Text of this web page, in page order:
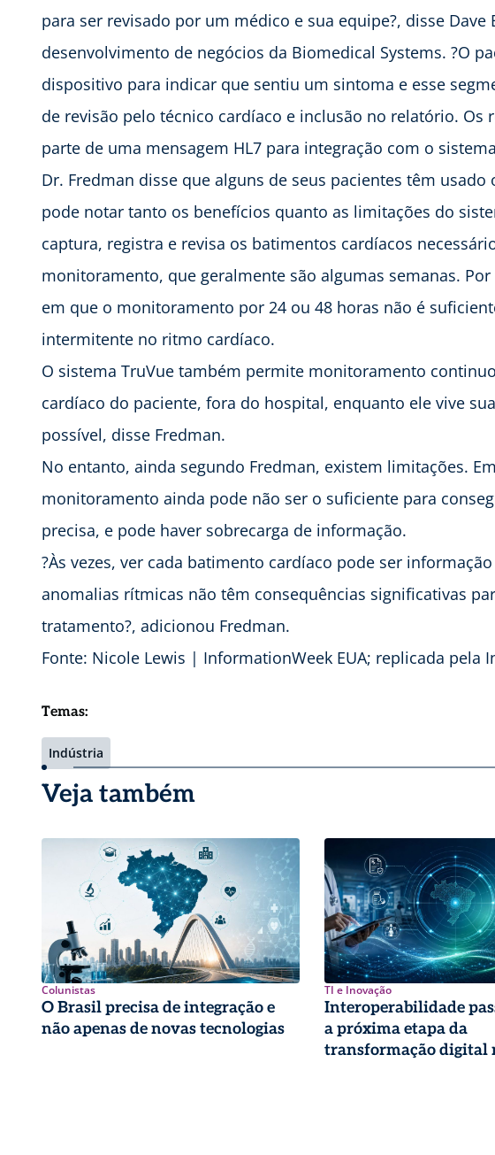
para ser revisado por um médico e sua equipe?, disse
desenvolvimento de negócios da Biomedical Systems. ?O
dispositivo para indicar que sentiu um sintoma e esse
de revisão pelo técnico cardíaco e inclusão no relatório. Os
parte de uma mensagem HL7 para integração com o
Dr. Fredman disse que alguns de seus pacientes têm
pode notar tanto os benefícios quanto as limitações do
captura, registra e revisa os batimentos cardíacos
monitoramento, que geralmente são algumas semanas.
em que o monitoramento por 24 ou 48 horas não é
intermitente no ritmo cardíaco.
O sistema TruVue também permite monitoramento
cardíaco do paciente, fora do hospital, enquanto ele vive
possível, disse Fredman.
No entanto, ainda segundo Fredman, existem limitações.
monitoramento ainda pode não ser o suficiente para
precisa, e pode haver sobrecarga de informação.
?Às vezes, ver cada batimento cardíaco pode ser
anomalias rítmicas não têm consequências significativas
tratamento?, adicionou Fredman.
Fonte: Nicole Lewis | InformationWeek EUA; replicada pela
Temas:
Indústria
Veja também
Colunistas
O Brasil precisa de integração e
não apenas de novas tecnologias
TI e Inovação
Interoperabilidade
a próxima etapa da
transformação digital